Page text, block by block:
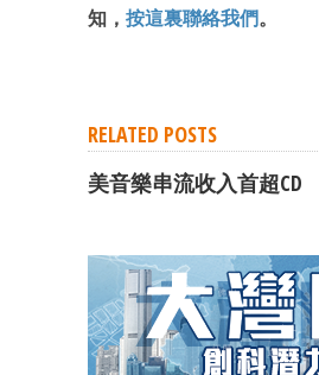
知， 按這裏聯絡我們。
RELATED POSTS
美音樂串流收入首超CD